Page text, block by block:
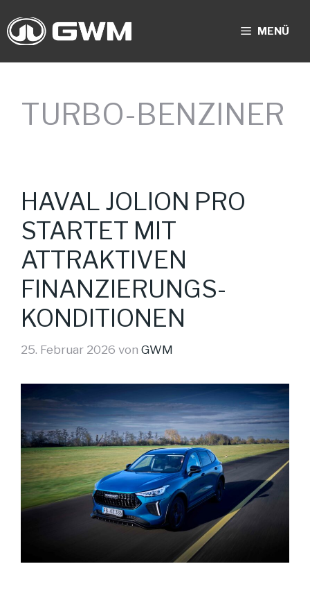
Inhalt
springen
MENÜ
TURBO-BENZINER
HAVAL JOLION PRO
STARTET MIT
ATTRAKTIVEN
FINANZIERUNGS-
KONDITIONEN
25. Februar 2026 von GWM